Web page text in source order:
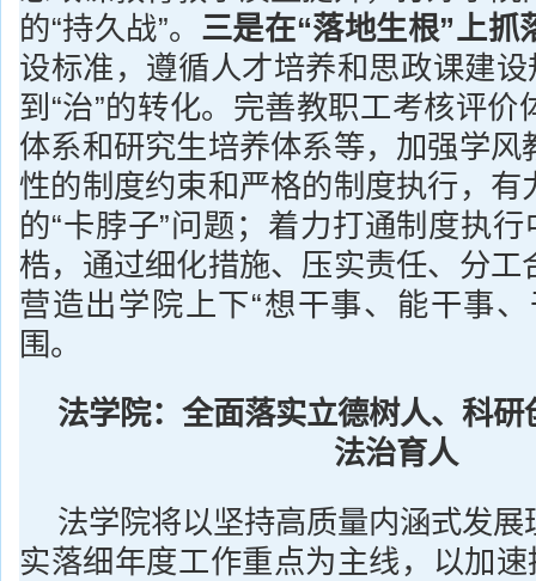
的“持久战”。 三是在“落地生根”上抓
设标准，遵循人才培养和思政课建设
到“治”的转化。完善教职工考核评价
体系和研究生培养体系等，加强学风
性的制度约束和严格的制度执行，有
的“卡脖子”问题；着力打通制度执行
梏，通过细化措施、压实责任、分工
营造出学院上下“想干事、能干事
围。
法学院：全面落实立德树人、科
法治育人
法学院将以坚持高质量内涵式发
实落细年度工作重点为主线，以加速